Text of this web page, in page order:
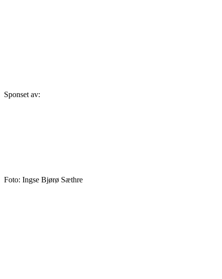
Sponset av:
Foto: Ingse Bjørø Sæthre